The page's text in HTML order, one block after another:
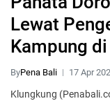
Lewat
Kampung
ByPena Bali 17 Apr
Klungkung